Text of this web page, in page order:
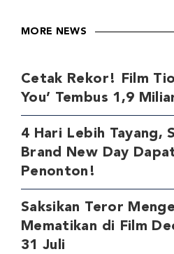
MORE NEWS
Cetak Rekor! Film
You’ Tembus 1,9
4 Hari Lebih Tayang,
Brand New Day
Penonton!
Saksikan Teror
Mematikan di Film
31 Juli